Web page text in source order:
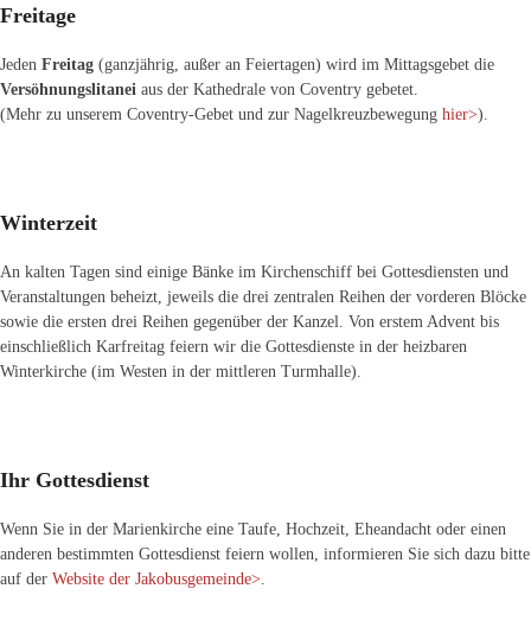
Freitage
Jeden Freitag (ganzjährig, außer an Feiertagen) wird im Mittagsgebet die
Versöhnungslitanei aus der Kathedrale von Coventry gebetet.
(Mehr zu unserem Coventry-Gebet und zur Nagelkreuzbewegung hier>).
Winterzeit
An kalten Tagen sind einige Bänke im Kirchenschiff bei Gottesdiensten und
Veranstaltungen beheizt, jeweils die drei zentralen Reihen der vorderen Blöcke
sowie die ersten drei Reihen gegenüber der Kanzel. Von erstem Advent bis
einschließlich Karfreitag feiern wir die Gottesdienste in der heizbaren
Winterkirche (im Westen in der mittleren Turmhalle).
Ihr Gottesdienst
Wenn Sie in der Marienkirche eine Taufe, Hochzeit, Eheandacht oder einen
anderen bestimmten Gottesdienst feiern wollen, informieren Sie sich dazu bitte
auf der Website der Jakobusgemeinde>